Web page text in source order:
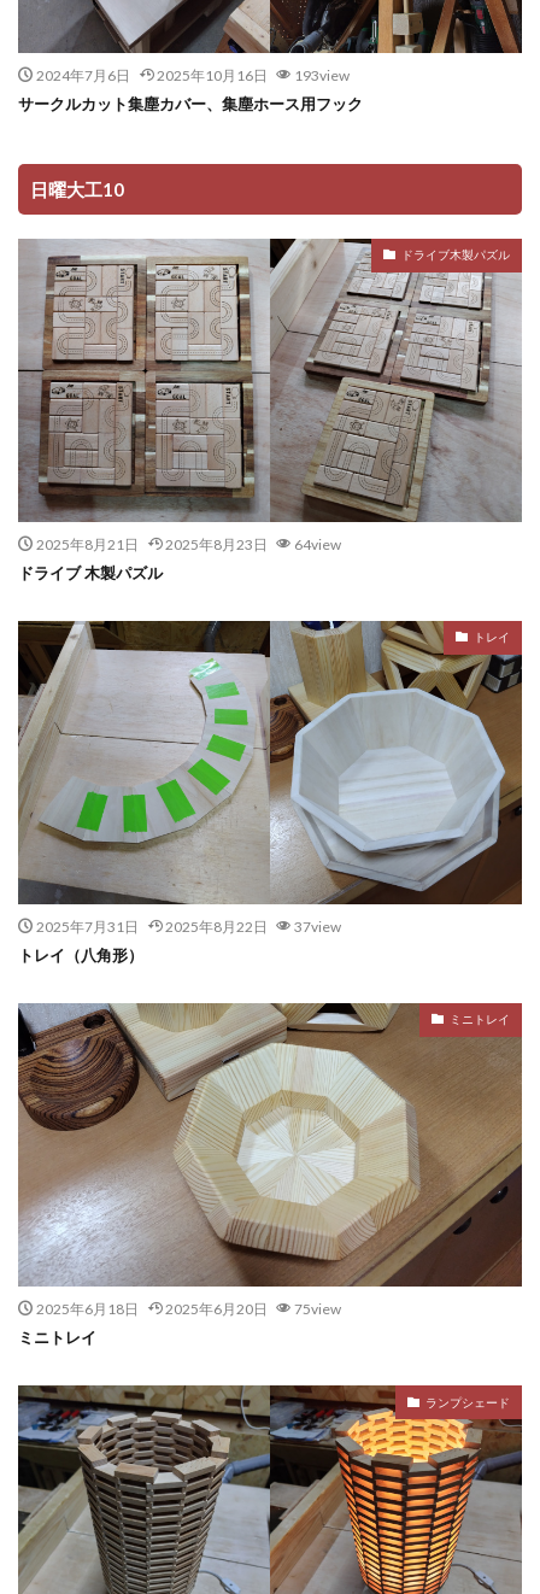
2024年7月6日 2025年10月16日 193view
サークルカット集塵カバー、集塵ホース用フック
日曜大工10
ドライブ木製パズル
2025年8月21日 2025年8月23日 64view
ドライブ 木製パズル
トレイ
2025年7月31日 2025年8月22日 37view
トレイ（八角形）
ミニトレイ
2025年6月18日 2025年6月20日 75view
ミニトレイ
ランプシェード